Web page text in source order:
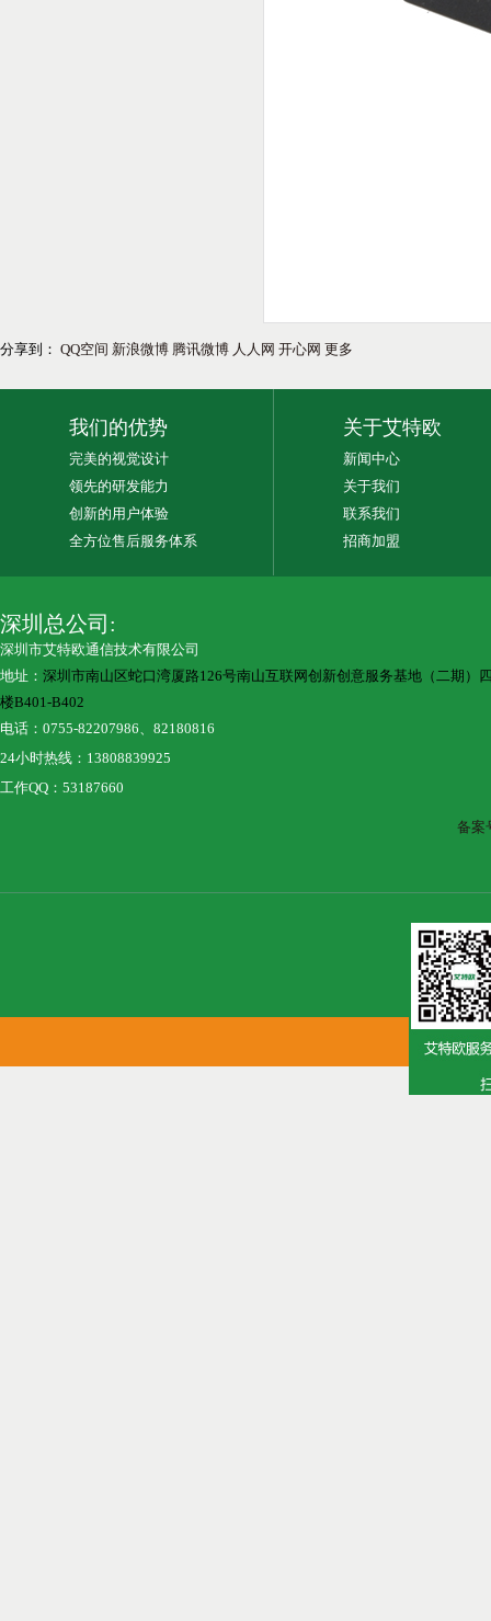
分享到： QQ空间 新浪微博 腾讯微博 人人网 开心网 更多
我们的优势
完美的视觉设计
领先的研发能力
创新的用户体验
全方位售后服务体系
关于艾特欧
新闻中心
关于我们
联系我们
招商加盟
深圳总公司:
深圳市艾特欧通信技术有限公司
地址： 深圳市南山区蛇口湾厦路126号南山互联网创新创意服务基地（二期）
楼B401-B402
电话：0755-82207986、82180816
24小时热线：13808839925
工作QQ：53187660
备案